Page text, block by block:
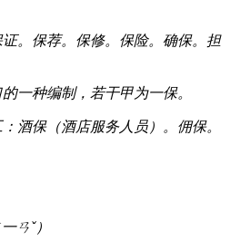
证。保荐。保修。保险。确保。担
一种编制，若干甲为一保。
：酒保（酒店服务人员）。佣保。
ㄢˇ）